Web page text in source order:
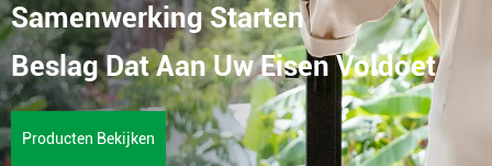
Samenwerking Starten
Beslag Dat Aan Uw Eisen Voldoet
Producten Bekijken